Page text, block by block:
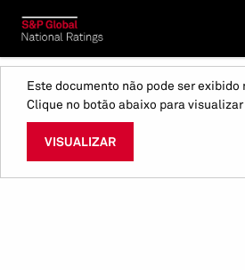
Este documento não pode ser exibido
Clique no botão abaixo para
VISUALIZAR